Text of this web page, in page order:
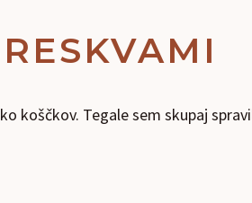
koščkov. Tegale sem skupaj